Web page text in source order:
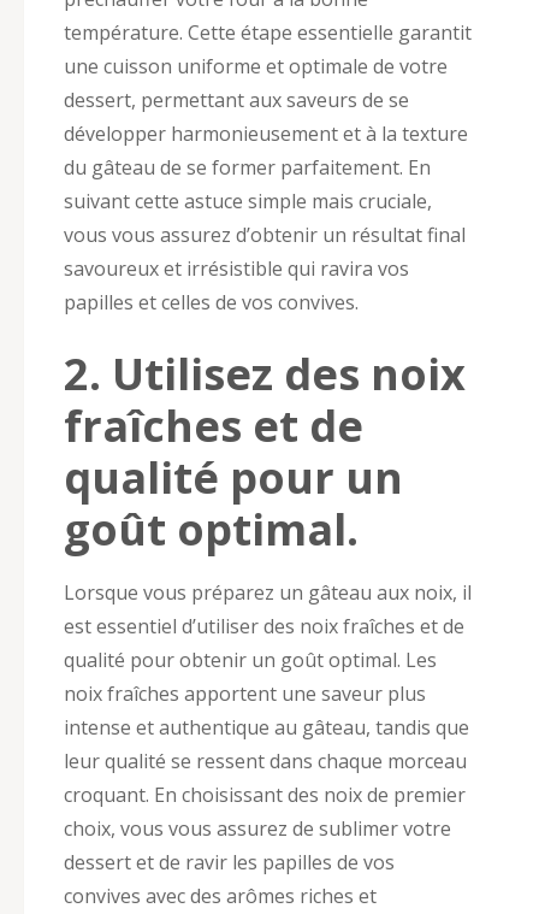
température. Cette étape essentielle garantit
une cuisson uniforme et optimale de votre
dessert, permettant aux saveurs de se
développer harmonieusement et à la texture
du gâteau de se former parfaitement. En
suivant cette astuce simple mais cruciale,
vous vous assurez d’obtenir un résultat final
savoureux et irrésistible qui ravira vos
papilles et celles de vos convives.
2. Utilisez des noix
fraîches et de
qualité pour un
goût optimal.
Lorsque vous préparez un gâteau aux noix, il
est essentiel d’utiliser des noix fraîches et de
qualité pour obtenir un goût optimal. Les
noix fraîches apportent une saveur plus
intense et authentique au gâteau, tandis que
leur qualité se ressent dans chaque morceau
croquant. En choisissant des noix de premier
choix, vous vous assurez de sublimer votre
dessert et de ravir les papilles de vos
convives avec des arômes riches et